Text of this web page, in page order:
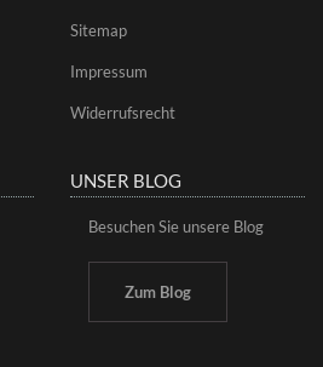
Sitemap
Impressum
Widerrufsrecht
UNSER BLOG
Besuchen Sie unsere Blog
Zum Blog